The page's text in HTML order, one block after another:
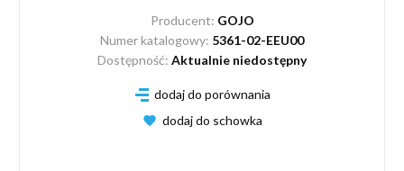
Producent: GOJO
Numer katalogowy: 5361-02-EEU00
Dostępność: Aktualnie niedostępny
dodaj do porównania
dodaj do schowka